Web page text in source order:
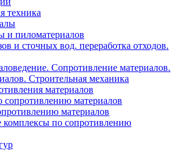
техника
и пиломатериалов
и сточных вод. переработка отходов.
Сопротивление материалов.
Строительная механика
материалов
сопротивлению материалов
материалов
комплексы по сопротивлению